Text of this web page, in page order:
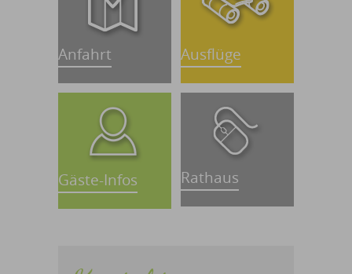
Anfahrt Ausflüge
Gäste-Infos Rathaus